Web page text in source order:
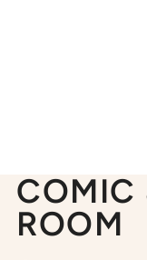
COMIC
ROOM